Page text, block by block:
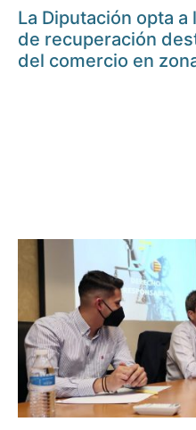
La Diputación opta
de recuperación
del comercio en